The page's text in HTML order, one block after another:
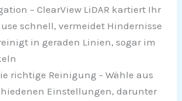
– ClearView LiDAR kartiert Ihr
schnell, vermeidet Hindernisse
in geraden Linien, sogar im
richtige Reinigung - Wähle aus
Einstellungen, darunter